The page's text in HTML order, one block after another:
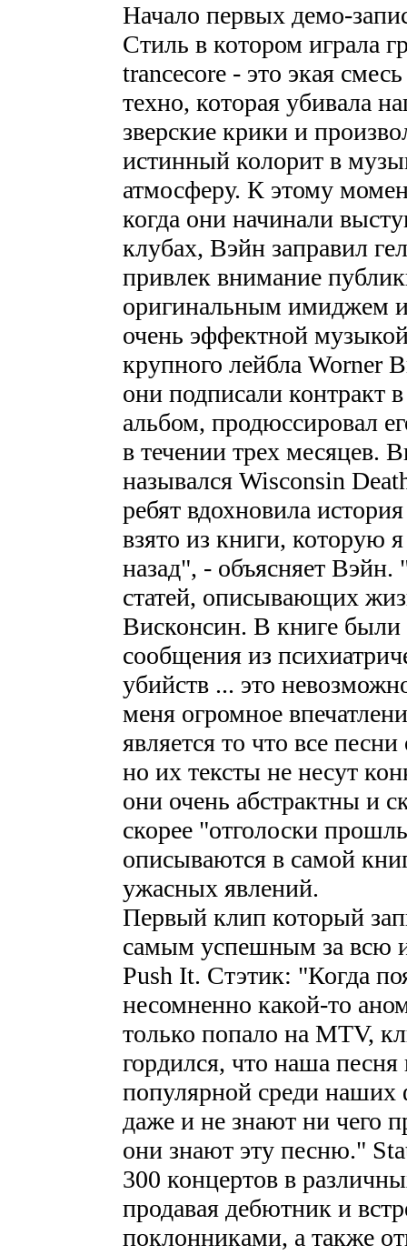
Начало первых демо-
Стиль в котором играла
trancecore - это экая
техно, которая убивала
зверские крики и
истинный колорит в
атмосферу. К этому
когда они начинали
клубах, Вэйн заправил
привлек внимание
оригинальным имиджем и
очень эффектной
крупного лейбла Worner
они подписали контракт
альбом, продюссировал
в течении трех месяцев.
назывался Wisconsin
ребят вдохновила
взято из книги, которую
назад", - объясняет
статей, описывающих
Висконсин. В книге были
сообщения из
убийств ... это
меня огромное
является то что все
но их тексты не несут
они очень абстрактны и
скорее "отголоски
описываются в самой
ужасных явлений.
Первый клип который
самым успешным за всю
Push It. Стэтик: "Когда
несомненно какой-то
только попало на MTV,
гордился, что наша
популярной среди наших
даже и не знают ни чего
они знают эту песню."
300 концертов в
продавая дебютник и
поклонниками, а также